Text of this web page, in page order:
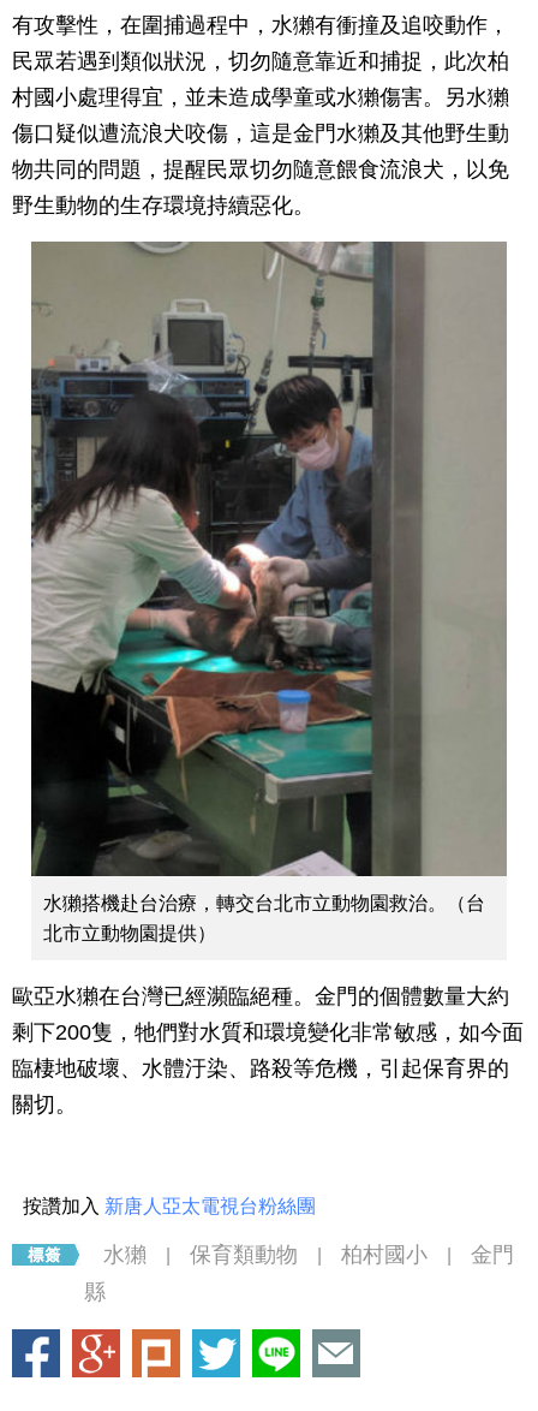
有攻擊性，在圍捕過程中，水獺有衝撞及追咬動作，
民眾若遇到類似狀況，切勿隨意靠近和捕捉，此次柏
村國小處理得宜，並未造成學童或水獺傷害。另水獺
傷口疑似遭流浪犬咬傷，這是金門水獺及其他野生動
物共同的問題，提醒民眾切勿隨意餵食流浪犬，以免
野生動物的生存環境持續惡化。
水獺搭機赴台治療，轉交台北市立動物園救治。（台
北市立動物園提供）
歐亞水獺在台灣已經瀕臨絕種。金門的個體數量大約
剩下200隻，牠們對水質和環境變化非常敏感，如今面
臨棲地破壞、水體汙染、路殺等危機，引起保育界的
關切。
按讚加入 新唐人亞太電視台粉絲團
水獺 保育類動物 柏村國小
金門
縣